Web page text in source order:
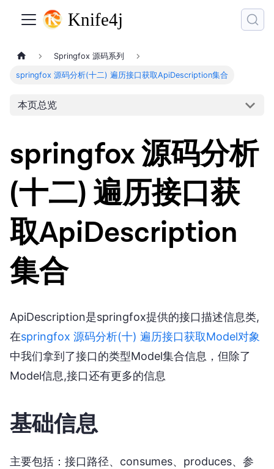
Springfox 源码系列
springfox 源码分析(十二) 遍历接口获取ApiDescription集合
本页总览
springfox 源码分析
(十二) 遍历接口获
取ApiDescription
集合
ApiDescription是springfox提供的接口描述信息类,
在springfox 源码分析(十) 遍历接口获取Model对象
中我们拿到了接口的类型Model集合信息，但除了
Model信息,接口还有更多的信息
基础信息
主要包括：接口路径、consumes、produces、参